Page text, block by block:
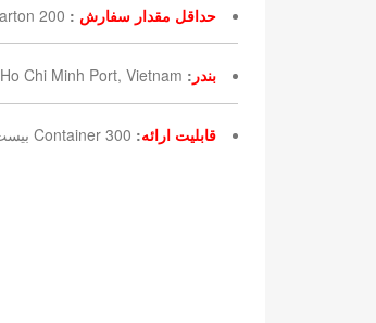
حداقل مقدار سفارش :
200 Carton
بندر :
Ho Chi Minh Port, Vietnam
قابلیت ارائه: 300 Container بیست-Foot/ماه ها